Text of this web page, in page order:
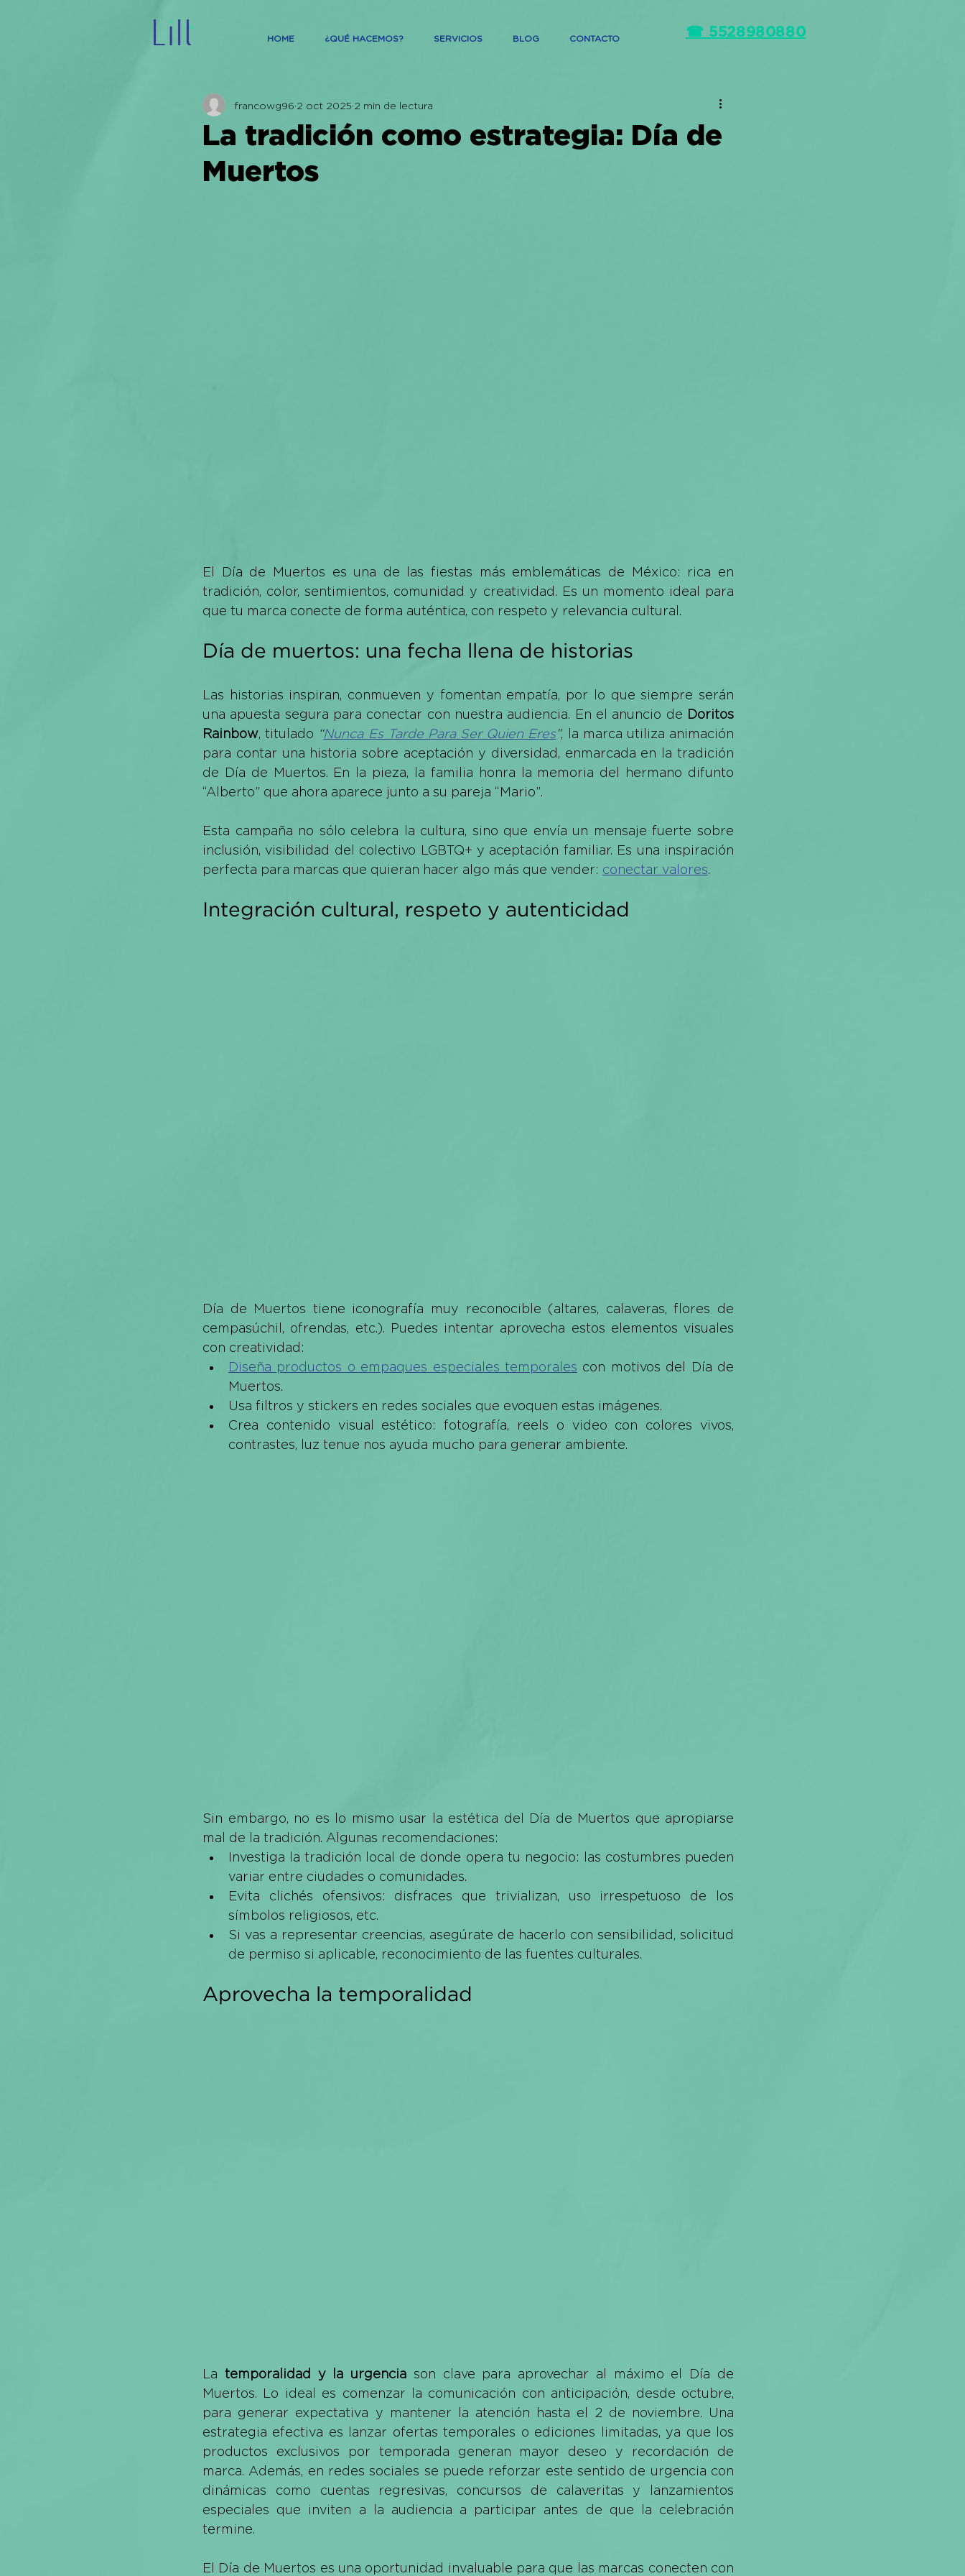
HOME ¿QUÉ HACEMOS? SERVICIOS BLOG CONTACTO ☎ 5528980880
La tradición como estrategia: Día de
Muertos
francowg96 2 oct 2025 2 min de lectura
El Día de Muertos es una de las fiestas más emblemáticas de México: rica en
tradición, color, sentimientos, comunidad y creatividad. Es un momento ideal para
que tu marca conecte de forma auténtica, con respeto y relevancia cultural.
Día de muertos: una fecha llena de historias
Las historias inspiran, conmueven y fomentan empatía, por lo que siempre serán
una apuesta segura para conectar con nuestra audiencia. En el anuncio de Doritos
Rainbow, titulado “Nunca Es Tarde Para Ser Quien Eres”, la marca utiliza animación
para contar una historia sobre aceptación y diversidad, enmarcada en la tradición
de Día de Muertos. En la pieza, la familia honra la memoria del hermano difunto
“Alberto” que ahora aparece junto a su pareja “Mario”.
Esta campaña no sólo celebra la cultura, sino que envía un mensaje fuerte sobre
inclusión, visibilidad del colectivo LGBTQ+ y aceptación familiar. Es una inspiración
perfecta para marcas que quieran hacer algo más que vender: conectar valores.
Integración cultural, respeto y autenticidad
Día de Muertos tiene iconografía muy reconocible (altares, calaveras, flores de
cempasúchil, ofrendas, etc.). Puedes intentar aprovecha estos elementos visuales
con creatividad:
Diseña productos o empaques especiales temporales con motivos del Día de
Muertos.
Usa filtros y stickers en redes sociales que evoquen estas imágenes.
Crea contenido visual estético: fotografía, reels o video con colores vivos,
contrastes, luz tenue nos ayuda mucho para generar ambiente.
Sin embargo, no es lo mismo usar la estética del Día de Muertos que apropiarse
mal de la tradición. Algunas recomendaciones:
Investiga la tradición local de donde opera tu negocio: las costumbres pueden
variar entre ciudades o comunidades.
Evita clichés ofensivos: disfraces que trivializan, uso irrespetuoso de los
símbolos religiosos, etc.
Si vas a representar creencias, asegúrate de hacerlo con sensibilidad, solicitud
de permiso si aplicable, reconocimiento de las fuentes culturales.
Aprovecha la temporalidad
La temporalidad y la urgencia son clave para aprovechar al máximo el Día de
Muertos. Lo ideal es comenzar la comunicación con anticipación, desde octubre,
para generar expectativa y mantener la atención hasta el 2 de noviembre. Una
estrategia efectiva es lanzar ofertas temporales o ediciones limitadas, ya que los
productos exclusivos por temporada generan mayor deseo y recordación de
marca. Además, en redes sociales se puede reforzar este sentido de urgencia con
dinámicas como cuentas regresivas, concursos de calaveritas y lanzamientos
especiales que inviten a la audiencia a participar antes de que la celebración
termine.
El Día de Muertos es una oportunidad invaluable para que las marcas conecten con